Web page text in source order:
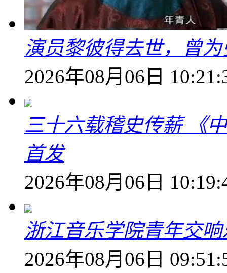
演员黎彼得去世，曾
2026年08月06日
三十六载稽史传薪 《
首发
2026年08月06日
浙江音乐学院青年交
2026年08月06日